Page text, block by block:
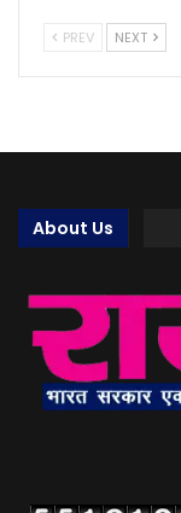
PREV NEXT
About Us